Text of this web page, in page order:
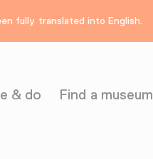
fully translated into English.
& do Find a museum